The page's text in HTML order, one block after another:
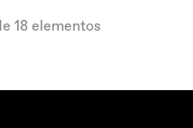
18 elementos